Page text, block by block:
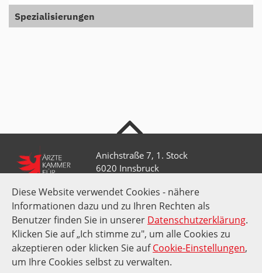
Diese Website verwendet Cookies - nähere
Informationen dazu und zu Ihren Rechten als
Benutzer finden Sie in unserer Datenschutzerklärung.
Klicken Sie auf „Ich stimme zu", um alle Cookies zu
akzeptieren oder klicken Sie aufCookie-Einstellungen,
um Ihre Cookies selbst zu verwalten.
Spezialisierungen
Anichstraße 7, 1. Stock
6020 Innsbruck
+43 512 52 0 58-0
kammer@aektirol.at
Impressum Datenschutz Amtssignatur